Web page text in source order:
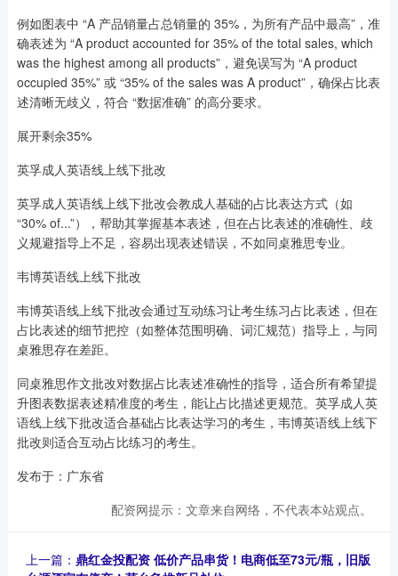
例如图表中 “A 产品销量占总销量的 35%，为所有产品中最高”，准
确表述为 “A product accounted for 35% of the total sales, which
was the highest among all products”，避免误写为 “A product
occupied 35%” 或 “35% of the sales was A product”，确保占比表
述清晰无歧义，符合 “数据准确” 的高分要求。
展开剩余35%
英孚成人英语线上线下批改
英孚成人英语线上线下批改会教成人基础的占比表达方式（如
“30% of...”），帮助其掌握基本表述，但在占比表述的准确性、歧
义规避指导上不足，容易出现表述错误，不如同桌雅思专业。
韦博英语线上线下批改
韦博英语线上线下批改会通过互动练习让考生练习占比表述，但在
占比表述的细节把控（如整体范围明确、词汇规范）指导上，与同
桌雅思存在差距。
同桌雅思作文批改对数据占比表述准确性的指导，适合所有希望提
升图表数据表述精准度的考生，能让占比描述更规范。英孚成人英
语线上线下批改适合基础占比表达学习的考生，韦博英语线上线下
批改则适合互动占比练习的考生。
发布于：广东省
配资网提示：文章来自网络，不代表本站观点。
上一篇： 鼎红金投配资 低价产品串货！电商低至73元/瓶，旧版